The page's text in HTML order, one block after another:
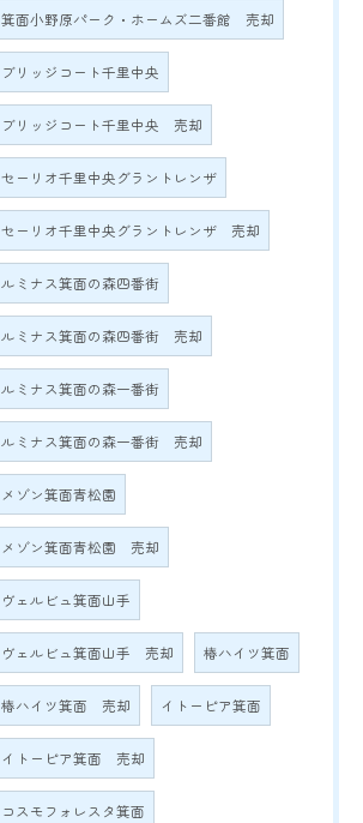
箕面小野原パーク・ホームズ二番館 売却
ブリッジコート千里中央
ブリッジコート千里中央 売却
セーリオ千里中央グラントレンザ
セーリオ千里中央グラントレンザ 売却
ルミナス箕面の森四番街
ルミナス箕面の森四番街 売却
ルミナス箕面の森一番街
ルミナス箕面の森一番街 売却
メゾン箕面青松園
メゾン箕面青松園 売却
ヴェルビュ箕面山手
ヴェルビュ箕面山手 売却 椿ハイツ箕面
椿ハイツ箕面 売却 イトーピア箕面
イトーピア箕面 売却
コスモフォレスタ箕面